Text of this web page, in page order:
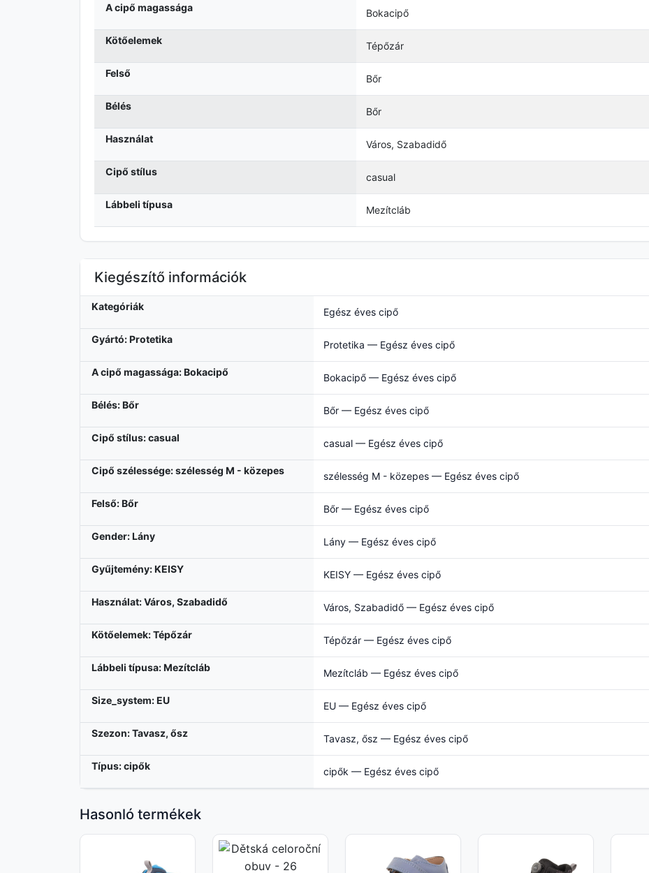
A cipő magassága Bokacipő
Kötőelemek Tépőzár
Felső Bőr
Bélés Bőr
Használat Város, Szabadidő
Cipő stílus casual
Lábbeli típusa Mezítcláb
Kiegészítő információk
Kategóriák Egész éves cipő
Gyártó: Protetika Protetika — Egész éves cipő
A cipő magassága: Bokacipő Bokacipő — Egész éves cipő
Bélés: Bőr Bőr — Egész éves cipő
Cipő stílus: casual casual — Egész éves cipő
Cipő szélessége: szélesség M - közepes szélesség M - közepes — Egész éves cipő
Felső: Bőr Bőr — Egész éves cipő
Gender: Lány Lány — Egész éves cipő
Gyűjtemény: KEISY KEISY — Egész éves cipő
Használat: Város, Szabadidő Város, Szabadidő — Egész éves cipő
Kötőelemek: Tépőzár Tépőzár — Egész éves cipő
Lábbeli típusa: Mezítcláb Mezítcláb — Egész éves cipő
Size_system: EU EU — Egész éves cipő
Szezon: Tavasz, ősz Tavasz, ősz — Egész éves cipő
Típus: cipők cipők — Egész éves cipő
Hasonló termékek